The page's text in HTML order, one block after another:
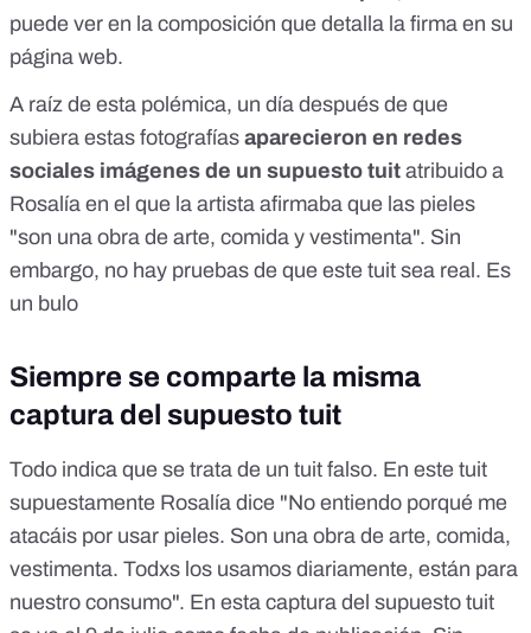
puede ver en la composición que detalla la firma en su
página web.
A raíz de esta polémica, un día después de que
subiera estas fotografías aparecieron en redes
sociales imágenes de un supuesto tuit atribuido a
Rosalía en el que la artista afirmaba que las pieles
"son una obra de arte, comida y vestimenta". Sin
embargo, no hay pruebas de que este tuit sea real. Es
un bulo
Siempre se comparte la misma
captura del supuesto tuit
Todo indica que se trata de un tuit falso. En este tuit
supuestamente Rosalía dice "No entiendo porqué me
atacáis por usar pieles. Son una obra de arte, comida,
vestimenta. Todxs los usamos diariamente, están para
nuestro consumo". En esta captura del supuesto tuit